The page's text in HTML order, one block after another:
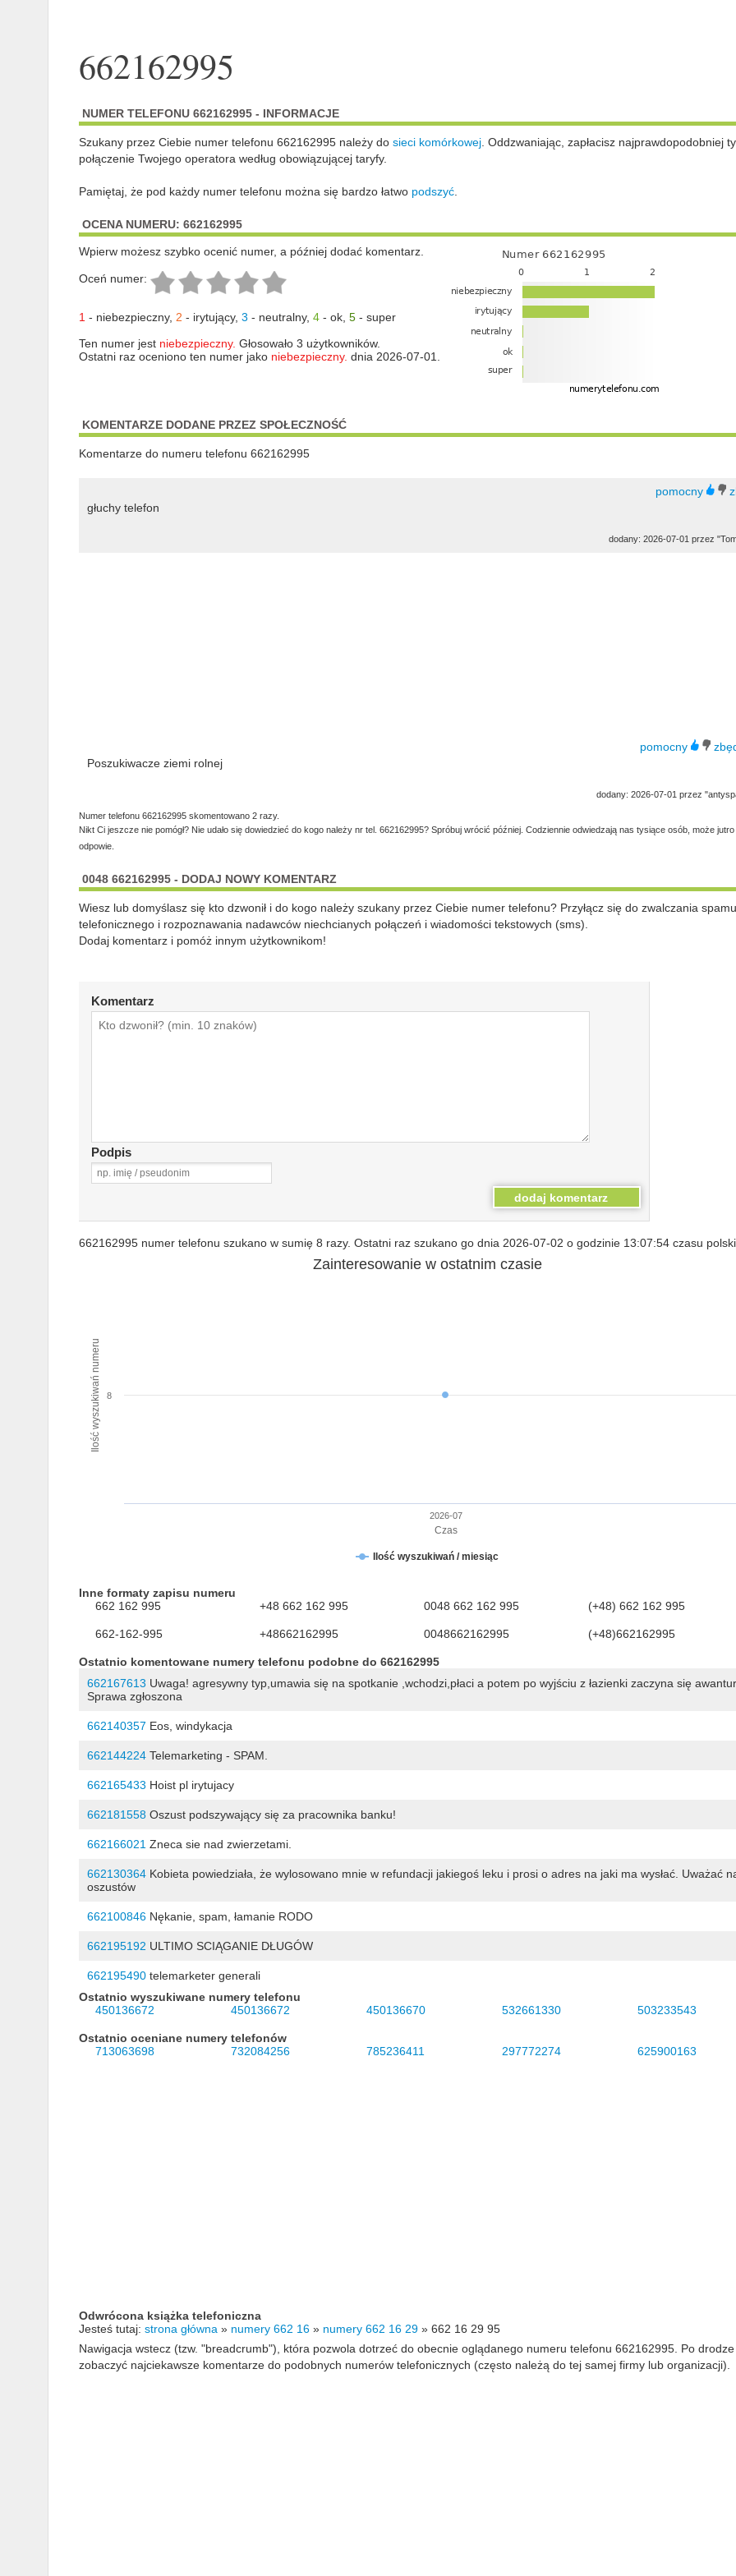
662162995
NUMER TELEFONU 662162995 - INFORMACJE
Szukany przez Ciebie numer telefonu 662162995 należy do sieci komórkowej. Oddzwaniając, zapłacisz najprawdopodobniej
połączenie Twojego operatora według obowiązującej taryfy.
Pamiętaj, że pod każdy numer telefonu można się bardzo łatwo podszyć.
OCENA NUMERU: 662162995
Wpierw możesz szybko ocenić numer, a później dodać komentarz.
Oceń numer:
1- niebezpieczny, 2 - irytujący, 3 - neutralny, 4- ok, 5- super
Ten numer jest niebezpieczny. Głosowało 3 użytkowników.
Ostatni raz oceniono ten numer jako niebezpieczny. dnia 2026-07-01.
KOMENTARZE DODANE PRZEZ SPOŁECZNOŚĆ
Komentarze do numeru telefonu 662162995
głuchy telefon
dodany: 2026-07-01 przez
Poszukiwacze ziemi rolnej
dodany: 2026-07-01 przez
Numer telefonu 662162995 skomentowano 2 razy.
Nikt Ci jeszcze nie pomógł? Nie udało się dowiedzieć do kogo należy nr tel. 662162995? Spróbuj wrócić później. Codziennie odwiedzają nas tysiące osób, może
odpowie.
0048 662162995 - DODAJ NOWY KOMENTARZ
Wiesz lub domyślasz się kto dzwonił i do kogo należy szukany przez Ciebie numer telefonu? Przyłącz się do zwalczania spamu
telefonicznego i rozpoznawania nadawców niechcianych połączeń i wiadomości tekstowych (sms).
Dodaj komentarz i pomóż innym użytkownikom!
Komentarz
Podpis
662162995 numer telefonu szukano w sumię 8 razy. Ostatni raz szukano go dnia 2026-07-02 o godzinie 13:07:54 czasu
Czas
Ilość wyszukiwań numeru
Zainteresowanie w ostatnim czasie
Ilość wyszukiwań / miesiąc
2026-07
8
Inne formaty zapisu numeru
662 162 995
+48 662 162 995 0048 662 162 995 (+48) 662 162 995
662-162-995 +48662162995 0048662162995 (+48)662162995
Ostatnio komentowane numery telefonu podobne do 662162995
662167613 Uwaga! agresywny typ,umawia się na spotkanie ,wchodzi,płaci a potem po wyjściu z łazienki zaczyna się
Sprawa zgłoszona
662140357 Eos, windykacja
662144224Telemarketing - SPAM.
662165433 Hoist pl irytujacy
662181558Oszust podszywający się za pracownika banku!
662166021Zneca sie nad zwierzetami.
662130364Kobieta powiedziała, że wylosowano mnie w refundacji jakiegoś leku i prosi o adres na jaki ma wysłać. Uważać
oszustów
662100846Nękanie, spam, łamanie RODO
662195192 ULTIMO SCIĄGANIE DŁUGÓW
662195490telemarketer generali
Ostatnio wyszukiwane numery telefonu
450136672
450136672 450136670 532661330 503233543
Ostatnio oceniane numery telefonów
713063698
732084256 785236411 297772274 625900163
Odwrócona książka telefoniczna
Jesteś tutaj: strona główna » numery 662 16 » numery 662 16 29 » 662 16 29 95
Nawigacja wstecz (tzw. "breadcrumb"), która pozwola dotrzeć do obecnie oglądanego numeru telefonu 662162995. Po
zobaczyć najciekawsze komentarze do podobnych numerów telefonicznych (często należą do tej samej firmy lub organizacji).